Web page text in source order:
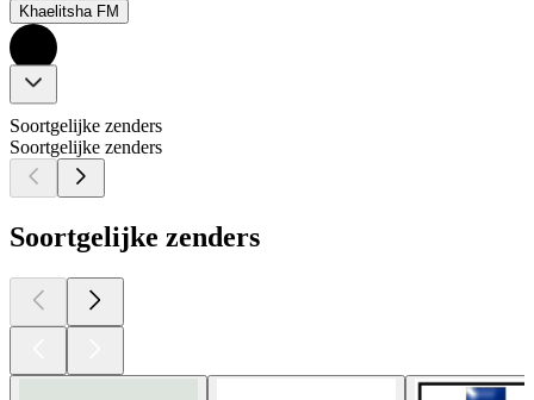
Khaelitsha FM
Soortgelijke zenders
Soortgelijke zenders
Soortgelijke zenders